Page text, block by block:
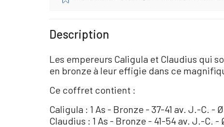
Description
Les empereurs Caligula et Claudius qui
en bronze à leur effigie dans ce
Ce coffret contient :
Caligula : 1 As - Bronze - 37-41 av. J.-C. -
Claudius : 1 As - Bronze - 41-54 av. J.-C. -